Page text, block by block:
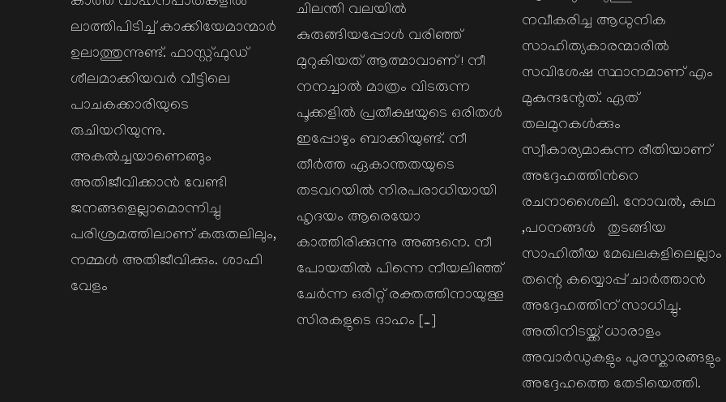
ലാത്തിപിടിച്ച് കാക്കിയേമാന്മാർ
ഉലാത്തുന്നുണ്ട്. ഫാസ്റ്റ്ഫുഡ്
ശീലമാക്കിയവർ വീട്ടിലെ
പാചകക്കാരിയുടെ
രുചിയറിയുന്നു.
അകൽച്ചയാണെങ്ങും
അതിജീവിക്കാൻ വേണ്ടി
ജനങ്ങളെല്ലാമൊന്നിച്ചു
പരിശ്രമത്തിലാണ് കരുതലിലും,
നമ്മൾ അതിജീവിക്കും. ശാഫി
വേളം
ചിലന്തി വലയിൽ
കുരുങ്ങിയപ്പോൾ വരിഞ്ഞ്
മുറുകിയത് ആത്മാവാണ് ! നീ
നനച്ചാൽ മാത്രം വിടരുന്ന
പൂക്കളിൽ പ്രതീക്ഷയുടെ ഒരിതൾ
ഇപ്പോഴും ബാക്കിയുണ്ട്. നീ
തീർത്ത ഏകാന്തതയുടെ
തടവറയിൽ നിരപരാധിയായി
ഹൃദയം ആരെയോ
കാത്തിരിക്കുന്നു അങ്ങനെ. നീ
പോയതിൽ പിന്നെ നീയലിഞ്ഞ്
ചേർന്ന ഒരിറ്റ് രക്തത്തിനായുള്ള
സിരകളുടെ ദാഹം […]
നവീകരിച്ച ആധുനിക
സാഹിത്യകാരന്മാരിൽ
സവിശേഷ സ്ഥാനമാണ് എം
മുകുന്ദന്റേത്. ഏത്
തലമുറകൾക്കും
സ്വീകാര്യമാകുന്ന രീതിയാണ്
അദ്ദേഹത്തിൻറെ
രചനാശൈലി. നോവൽ, കഥ
,പഠനങ്ങൾ തുടങ്ങിയ
സാഹിതീയ മേഖലകളിലെല്ലാം
തന്റെ കയ്യൊപ്പ് ചാർത്താൻ
അദ്ദേഹത്തിന് സാധിച്ചു.
അതിനിടയ്ക്ക് ധാരാളം
അവാർഡുകളും പുരസ്കാരങ്ങളും
അദ്ദേഹത്തെ തേടിയെത്തി.